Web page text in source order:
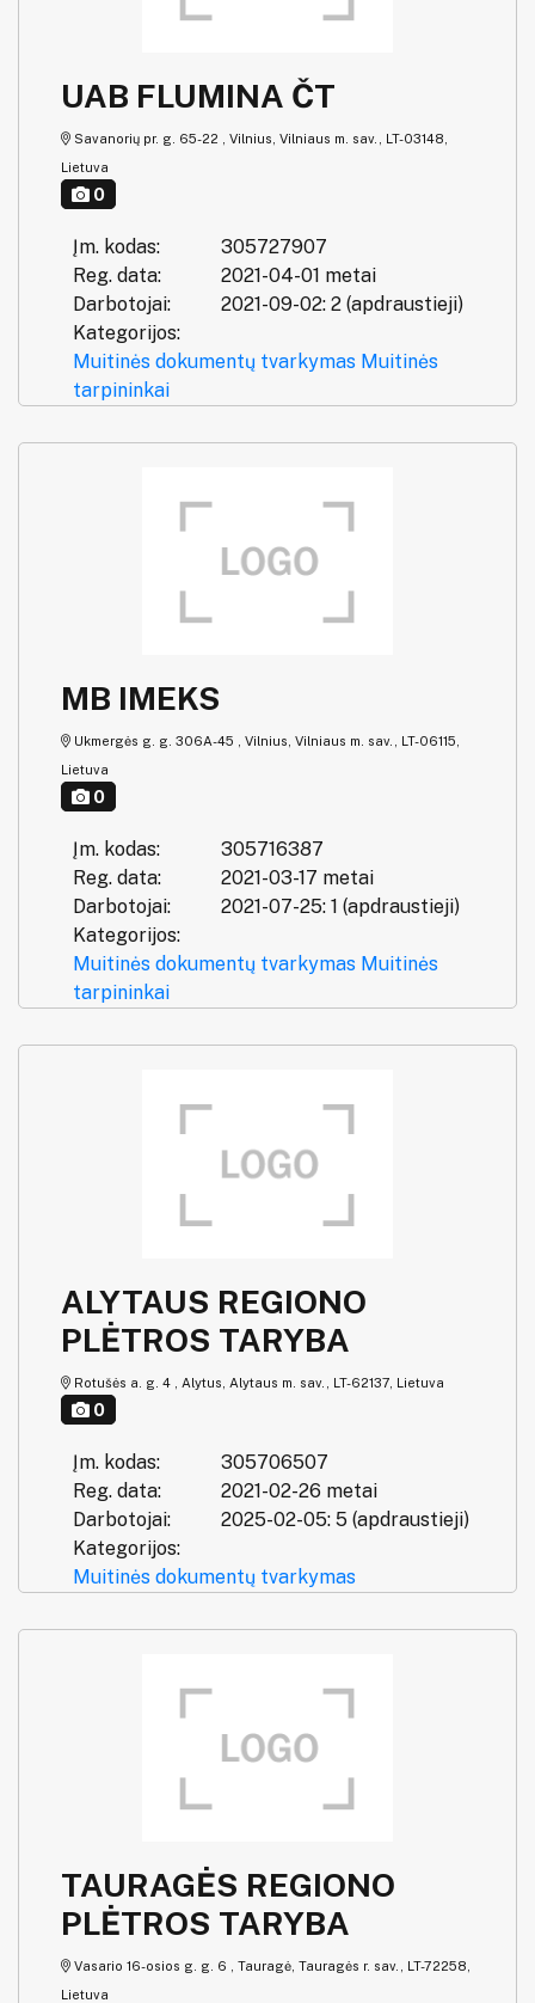
UAB FLUMINA ČT
Savanorių pr. g. 65-22 , Vilnius, Vilniaus m. sav., LT-03148,
Lietuva
0
Įm. kodas:
305727907
Reg. data:
2021-04-01 metai
Darbotojai:
2021-09-02: 2 (apdraustieji)
Kategorijos:
Muitinės dokumentų tvarkymas Muitinės
tarpininkai
MB IMEKS
Ukmergės g. g. 306A-45 , Vilnius, Vilniaus m. sav., LT-06115,
Lietuva
0
Įm. kodas:
305716387
Reg. data:
2021-03-17 metai
Darbotojai:
2021-07-25: 1 (apdraustieji)
Kategorijos:
Muitinės dokumentų tvarkymas Muitinės
tarpininkai
ALYTAUS REGIONO
PLĖTROS TARYBA
Rotušės a. g. 4 , Alytus, Alytaus m. sav., LT-62137, Lietuva
0
Įm. kodas:
305706507
Reg. data:
2021-02-26 metai
Darbotojai:
2025-02-05: 5 (apdraustieji)
Kategorijos:
Muitinės dokumentų tvarkymas
TAURAGĖS REGIONO
PLĖTROS TARYBA
Vasario 16-osios g. g. 6 , Tauragė, Tauragės r. sav., LT-72258,
Lietuva